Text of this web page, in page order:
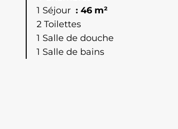
1 Séjour
46 m²
2 Toilettes
1 Salle de douche
1 Salle de bains